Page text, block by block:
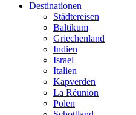
Destinationen
Städtereisen
Baltikum
Griechenland
Indien
Israel
Italien
Kapverden
La Réunion
Polen